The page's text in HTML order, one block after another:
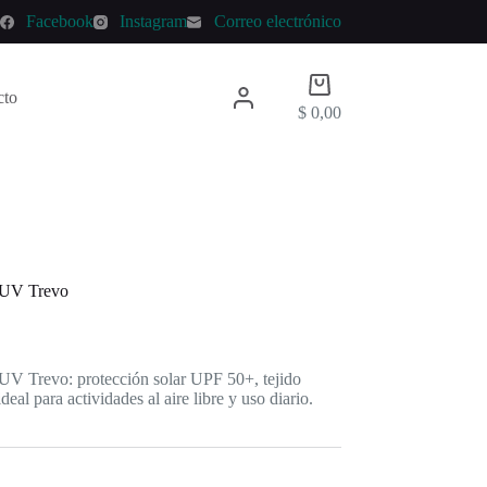
Facebook Instagram Correo electrónico
Carro
de
compra
$0,00
Trevo
Trevo: protección solar UPF 50+, tejido
para actividades al aire libre y uso diario.